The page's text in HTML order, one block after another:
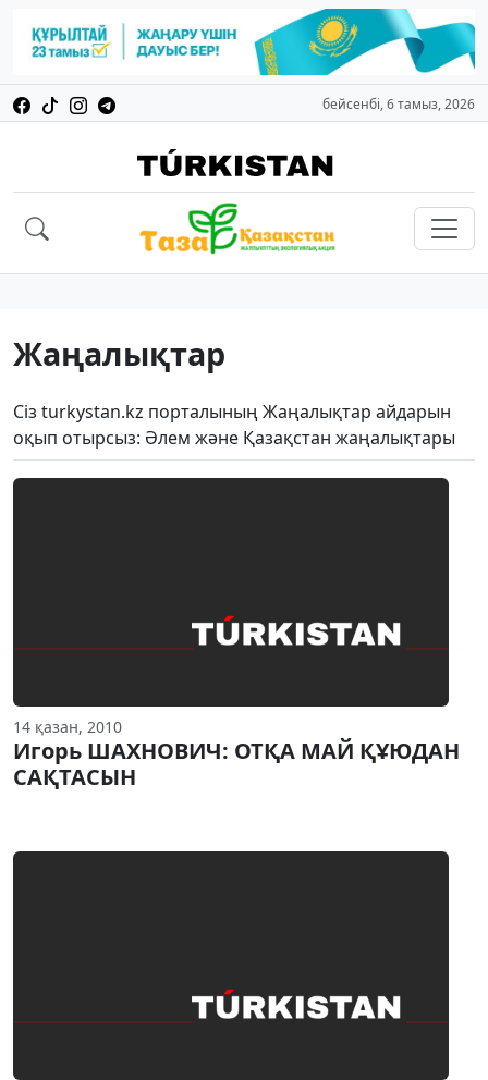
бейсенбі, 6 тамыз, 2026
Жаңалықтар
Сіз turkystan.kz порталының Жаңалықтар айдарын
оқып отырсыз: Әлем және Қазақстан жаңалықтары
14 қазан, 2010
Игорь ШАХНОВИЧ: ОТҚА МАЙ ҚҰЮДАН
САҚТАСЫН